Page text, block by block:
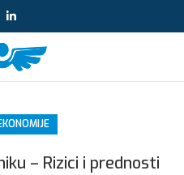
– Rizici i prednosti